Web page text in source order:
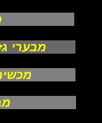
מבערי גז
מכשירי